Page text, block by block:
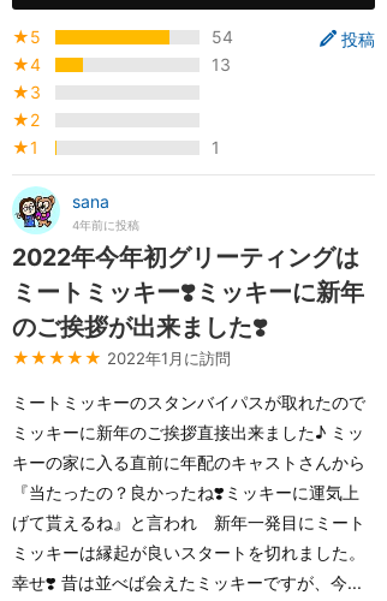
投稿
★5
54
★4
13
★3
★2
★1
1
sana
4年前に投稿
2022年今年初グリーティングは
ミートミッキー❣️ミッキーに新年
のご挨拶が出来ました❣️
★★★★★ 2022年1月に訪問
ミートミッキーのスタンバイパスが取れたので
ミッキーに新年のご挨拶直接出来ました♪ ミッ
キーの家に入る直前に年配のキャストさんから
『当たったの？良かったね❣️ミッキーに運気上
げて貰えるね』と言われ 新年一発目にミート
ミッキーは縁起が良いスタートを切れました。
幸せ❣️ 昔は並べば会えたミッキーですが、今...